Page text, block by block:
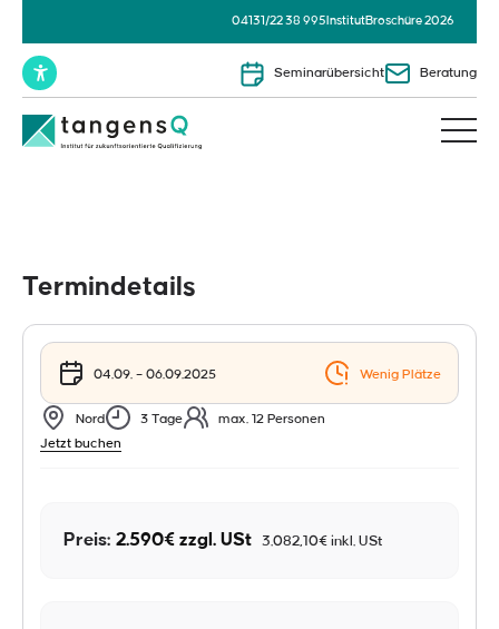
04131/22 38 995 InstitutBroschüre 2026
Seminarübersicht Beratung
Termindetails
04.09. – 06.09.2025 Wenig Plätze
Nord 3 Tage
max. 12 Personen
Jetzt buchen
Preis: 2.590€ zzgl. USt 3.082,10€ inkl. USt